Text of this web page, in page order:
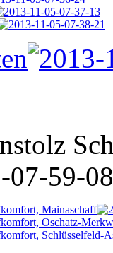
Mainaschaff
Oschatz-
Schlüsselfeld-